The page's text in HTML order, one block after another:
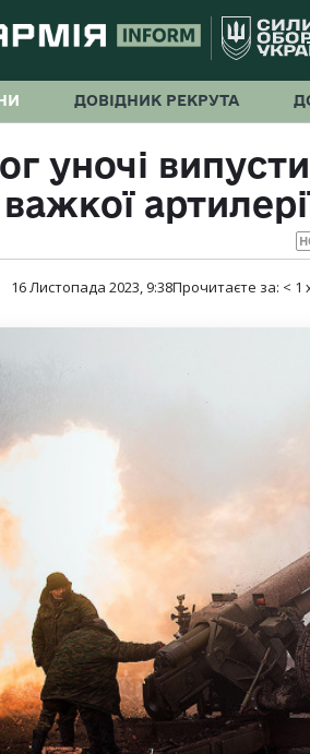
ДОВІДНИК РЕКРУТА
уночі
важкої
16 Листопада 2023, 9:38Прочитаєте за: < 1